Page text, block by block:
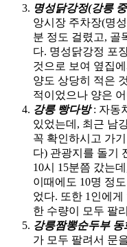
명성닭강정(강릉
앙시장 주차장(명
분 정도 걸렸고, 골
다. 명성닭강정 포
것으로 보여 옆집
양도 상당히 적은
적이었으나 양은
강릉 빵다방: 자동
있었는데, 최근 남
꼭 확인하시고 가
다) 관광지를 돌기
10시 15분쯤 갔는
이때에도 10명 정
었다. 또한 1인에게
한 수량이 모두 팔
강릉짬뽕순두부
가 모두 팔려서 문